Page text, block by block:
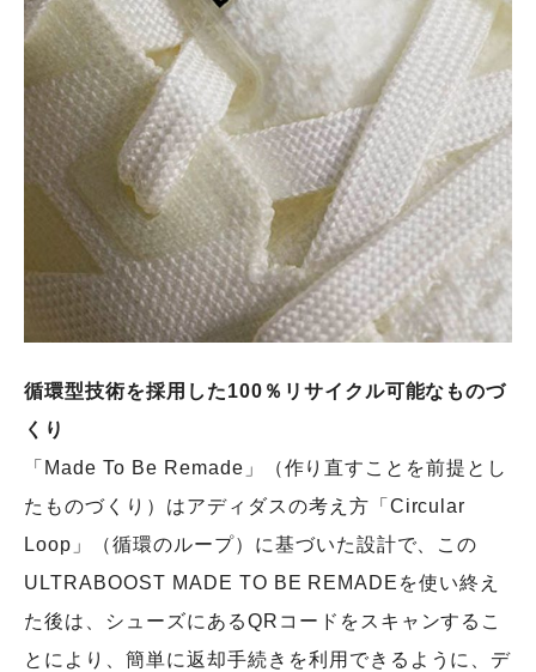
循環型技術を採用した100％リサイクル可能なものづ
くり
「Made To Be Remade」（作り直すことを前提とし
たものづくり）はアディダスの考え方「Circular
Loop」（循環のループ）に基づいた設計で、この
ULTRABOOST MADE TO BE REMADEを使い終え
た後は、シューズにあるQRコードをスキャンするこ
とにより、簡単に返却手続きを利用できるように、デ